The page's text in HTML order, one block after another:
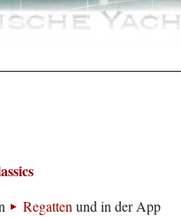
Regattenund in der App